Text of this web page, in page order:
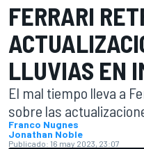
FERRARI
LLUVIAS EN
El mal tiempo lleva a
sobre las
Franco Nugnes
Jonathan Noble
Publicado: 16 may 2023, 23:07